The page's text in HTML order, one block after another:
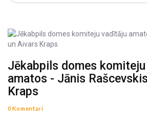
Jēkabpils domes
amatos - Jānis
Kraps
0 Komentāri